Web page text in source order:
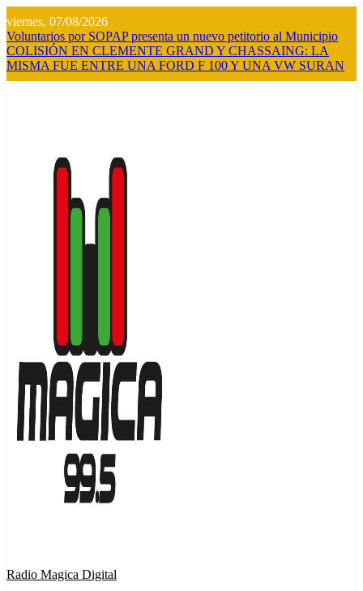
al
contenido
viernes, 07/08/2026
Voluntarios por SOPAP presenta un nuevo petitorio al Municipio
COLISIÓN EN CLEMENTE GRAND Y CHASSAING: LA
MISMA FUE ENTRE UNA FORD F 100 Y UNA VW SURAN
Radio Magica Digital